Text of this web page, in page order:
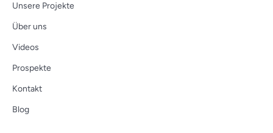
Unsere Projekte
Über uns
Videos
Prospekte
Kontakt
Blog